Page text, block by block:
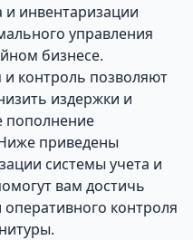
и инвентаризации
управления
бизнесе.
контроль позволяют
издержки и
пополнение
приведены
системы учета и
вам достичь
контроля